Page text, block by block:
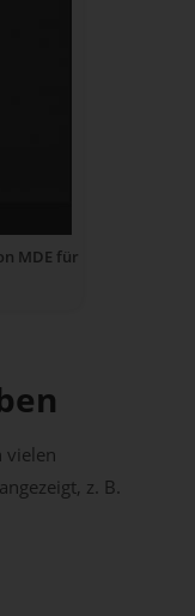
MDE für
vielen
angezeigt, z. B.